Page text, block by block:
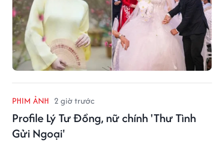
PHIM ẢNH 2 giờ trước
Profile Lý Tư Đồng, nữ chính 'Thư Tình
Gửi Ngoại'